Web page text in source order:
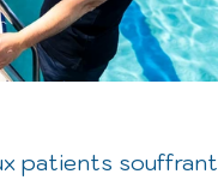
patients souffrant